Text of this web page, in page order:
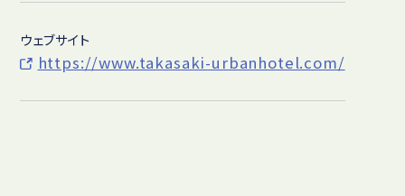
ウェブサイト
https://www.takasaki-urbanhotel.com/